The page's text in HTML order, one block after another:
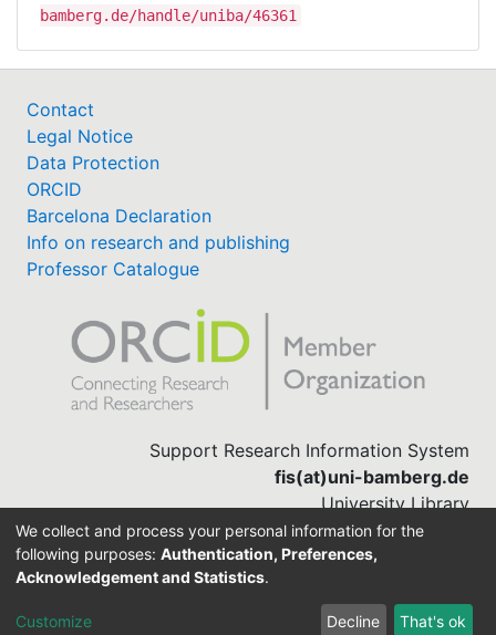
bamberg.de/handle/uniba/46361
Contact
Legal Notice
Data Protection
ORCID
Barcelona Declaration
Info on research and publishing
Professor Catalogue
Support Research Information System
fis(at)uni-bamberg.de
University Library
(0951) 863-1568
DSpace-CRIS software
We collect and process your personal information for the
following purposes: Authentication, Preferences,
Acknowledgement and Statistics.
Customize Decline That's ok